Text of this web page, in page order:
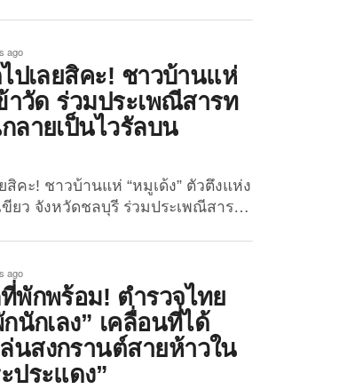
าติ เพราะสิ่งเหล่านี้เป็นเรื่องที่เรา
วิตประจำวัน แต่สำหรับคนต่าง
ป็น “วัฒนธรรมสุดยูนีค” ที่ทั้งแปลก
ในแบบไทย ๆ เพื่อน ๆ มาดูกันว่ามี
างชาติเห็นแล้วอึ้ง (แต่ก็ยิ้มให้ได้ทุก
ago
ไปเลยสิคะ! ชาวบ้านแห่
าวัด ร่วมประเพณีสารท
ลายเป็นไวรัลบน
สิคะ! ชาวบ้านแห่ “หมูเด้ง” ตัวตึงแห่ง
ขียว จังหวัดชลบุรี ร่วมประเพณีสารท
าสุด “หมูเด้ง” ซูเปอร์สตาร์แห่งสวน
จังหวัดชลบุรี นั้นถูกนำไปสร้างเป็น
วมประเพณีสารทเดือนสิบ ณ วัดแห่ง
งประเทศไทย เมื่อวันที่ 2 ตุลาคม
ago
พักพร้อม! ตำรวจไทย
นักเลง” เคลื่อนที่ได้
นสงกรานต์สายห้าวใน
ประแดง”